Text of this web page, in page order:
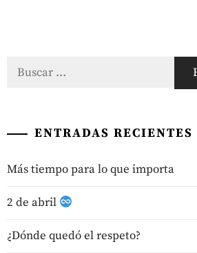
Buscar:
ENTRADAS RECIENTES
Más tiempo para lo que importa
2 de abril
¿Dónde quedó el respeto?